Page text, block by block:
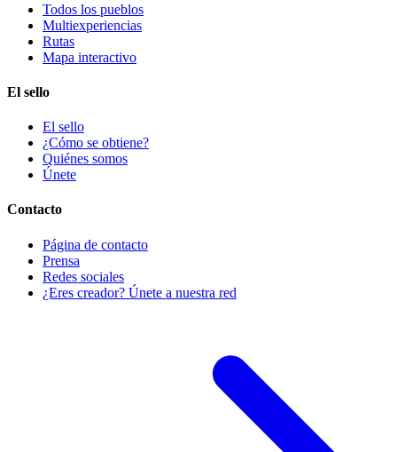
Todos los pueblos
Multiexperiencias
Rutas
Mapa interactivo
El sello
El sello
¿Cómo se obtiene?
Quiénes somos
Únete
Contacto
Página de contacto
Prensa
Redes sociales
¿Eres creador? Únete a nuestra red